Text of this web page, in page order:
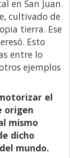
en San Juan.
cultivado de
tierra. Ese
Esto
entre lo
ejemplos
el
origen
mismo
dicho
mundo.